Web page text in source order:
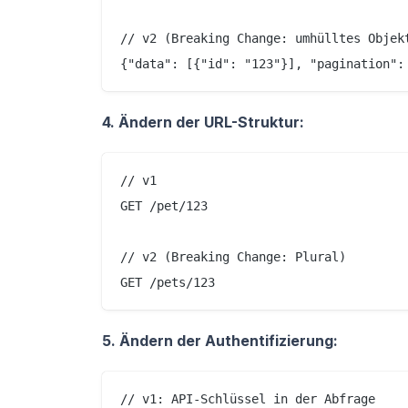
// v2 (Breaking Change: umhülltes
4. Ändern der URL-Struktur:
// v1
GET /pet/123
// v2 (Breaking Change: Plural)
5. Ändern der Authentifizierung:
// v1: API-Schlüssel in der Abfrage